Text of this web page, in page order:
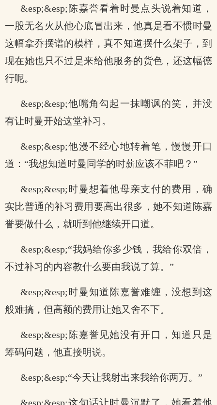
&esp;&esp;陈嘉誉看着时曼点头说着知道，
一股无名火从他心底冒出来，他真是看不惯时曼
这幅拿乔摆谱的模样，真不知道摆什么架子，到
现在她也只不过是来给他服务的货色，还这幅德
行呢。
&esp;&esp;他嘴角勾起一抹嘲讽的笑，并没
有让时曼开始这堂补习。
&esp;&esp;他漫不经心地转着笔，慢慢开口
道：“我想知道时曼同学的时薪应该不菲吧？”
&esp;&esp;时曼想着他母亲支付的费用，确
实比普通的补习费用要高出很多，她不知道陈嘉
誉要做什么，就听到他继续开口道。
&esp;&esp;“我妈给你多少钱，我给你双倍，
不过补习的内容教什么要由我说了算。”
&esp;&esp;时曼知道陈嘉誉难缠，没想到这
般难搞，但高额的费用让她又舍不下。
&esp;&esp;陈嘉誉见她没有开口，知道只是
筹码问题，他直接明说。
&esp;&esp;“今天让我射出来我给你两万。”
&esp;&esp;这句话让时曼沉默了，她看着他